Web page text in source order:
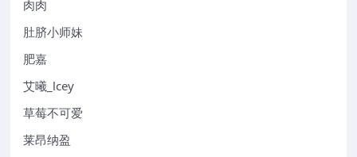
肉肉
肚脐小师妹
肥嘉
艾曦_lcey
草莓不可爱
莱昂纳盈